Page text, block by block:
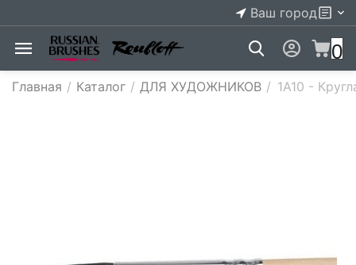
Ваш город
0
Главная / Каталог / ДЛЯ ХУДОЖНИКОВ / 1A10 -